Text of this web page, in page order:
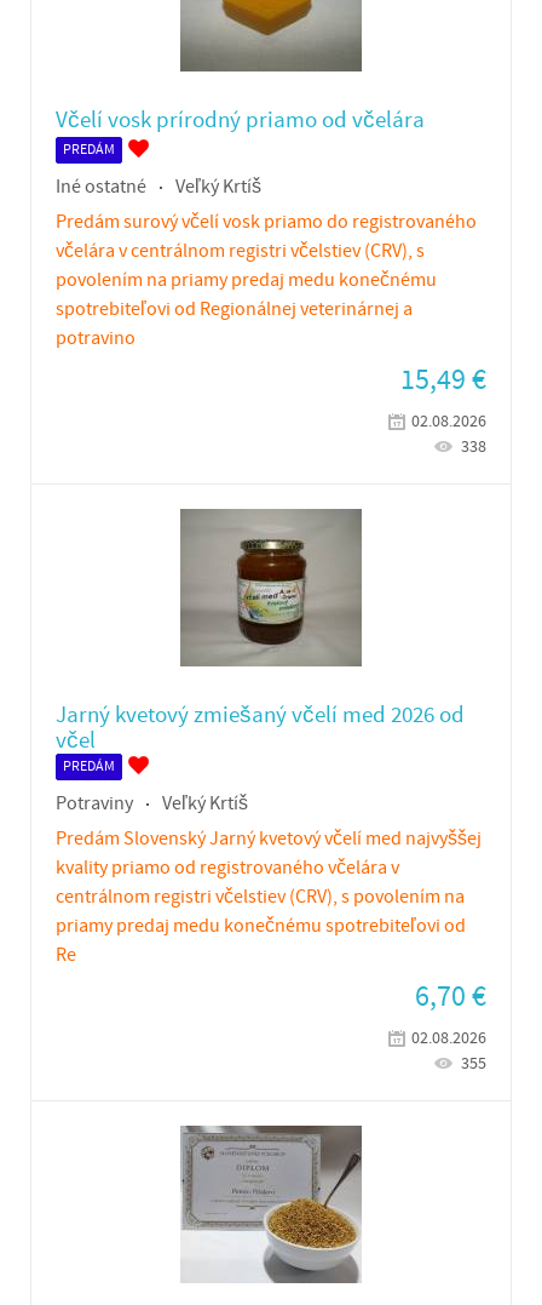
Včelí vosk prírodný priamo od včelára
PREDÁM
Iné ostatné
Veľký Krtíš
Predám surový včelí vosk priamo do registrovaného
včelára v centrálnom registri včelstiev (CRV), s
povolením na priamy predaj medu konečnému
spotrebiteľovi od Regionálnej veterinárnej a
potravino
15,49€
02.08.2026
338
Jarný kvetový zmiešaný včelí med 2026 od
včel
PREDÁM
Potraviny
Veľký Krtíš
Predám Slovenský Jarný kvetový včelí med najvyššej
kvality priamo od registrovaného včelára v
centrálnom registri včelstiev (CRV), s povolením na
priamy predaj medu konečnému spotrebiteľovi od
Re
6,70€
02.08.2026
355